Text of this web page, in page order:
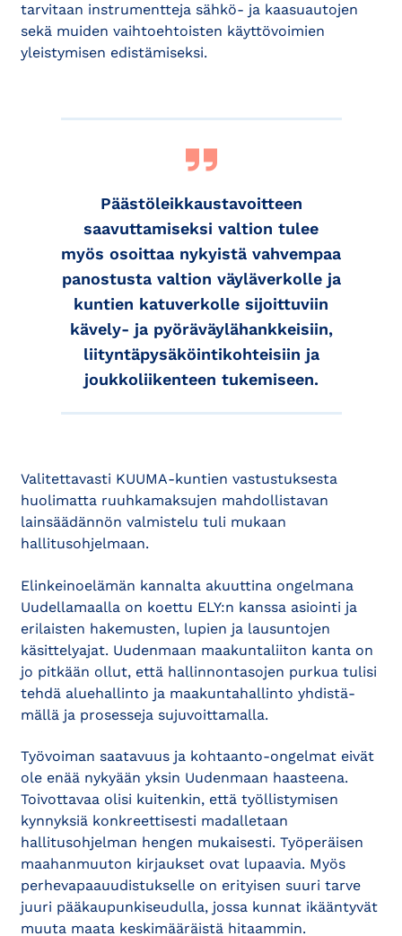
tarvitaan instrumentteja sähkö- ja kaasuautojen
sekä muiden vaihtoehtoisten käyttövoimien
yleistymisen edistämiseksi.
Päästöleikkaustavoitteen
saavuttamiseksi valtion tulee
myös osoittaa nykyistä vahvempaa
panostusta valtion väyläverkolle ja
kuntien katu­verkolle sijoittuviin
kävely- ja pyöräväylähankkeisiin,
liityntäpysäköintikohteisiin ja
joukkoliikenteen tukemiseen.
Valitettavasti KUUMA-kuntien vastustuksesta
huolimatta ruuhkamaksujen mahdollistavan
lainsäädännön valmistelu tuli mukaan
hallitusohjelmaan.
Elinkeinoelämän kannalta akuuttina ongelmana
Uudellamaalla on koettu ELY:n kanssa asiointi ja
erilaisten hakemusten, lupien ja lausuntojen
käsittelyajat. Uudenmaan maakuntaliiton kanta on
jo pitkään ollut, että hallinnontasojen purkua tulisi
tehdä aluehallinto ja maakuntahallinto yhdistä­
mällä ja prosesseja sujuvoittamalla.
Työvoiman saatavuus ja kohtaanto-ongelmat eivät
ole enää nykyään yksin Uudenmaan haasteena.
Toivottavaa olisi kuitenkin, että työllistymisen
kynnyksiä konkreettisesti madalletaan
hallitusohjelman hengen mukaisesti. Työperäisen
maahanmuuton kirjaukset ovat lupaavia. Myös
perhevapaauudistukselle on erityisen suuri tarve
juuri pääkaupunkiseudulla, jossa kunnat ikääntyvät
muuta maata keskimääräistä hitaammin.